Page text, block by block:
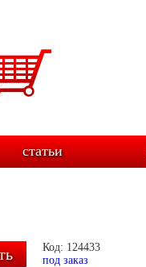
статьи
Код: 124433
под заказ